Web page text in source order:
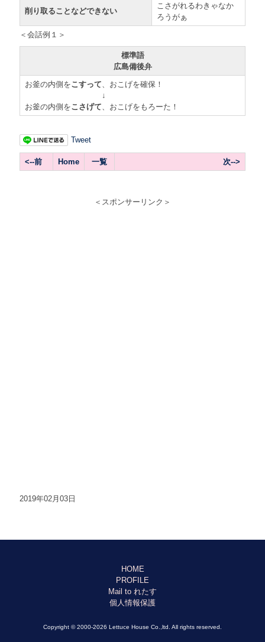
削り取ることなどできない
こさがれるわきゃなか
ろうがぁ
＜会話例１＞
標準語
広島備後弁
お釜の内側をこすって 、おこげを確保！
↓
お釜の内側をこさげて 、おこげをもろーた！
Tweet
<--前 Home 一覧 次-->
＜スポンサーリンク＞
2019年02月03日
HOME
PROFILE
Mail to れたす
個人情報保護
Copyright © 2000-2026 Lettuce House Co.,ltd. All rights reserved.